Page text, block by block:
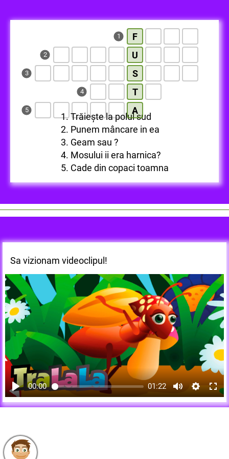
1 F
2 U
3 S
4 T
5 A
1. Trăiește la polul sud
2. Punem mâncare in ea
3. Geam sau ?
4. Mosului ii era harnica?
5. Cade din copaci toamna
Sa vizionam videoclipul!
00:00 01:22